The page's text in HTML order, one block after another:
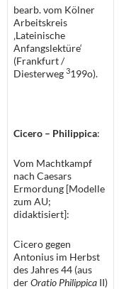
bearb. vom Kölner
Arbeitskreis
‚Lateinische
Anfangslektüre‘
(Frankfurt /
Diesterweg 3199o).
Cicero – Philippica:
Vom Machtkampf
nach Caesars
Ermordung [Modelle
zum AU;
didaktisiert]:
Cicero gegen
Antonius im Herbst
des Jahres 44 (aus
derOratio Philippica II)